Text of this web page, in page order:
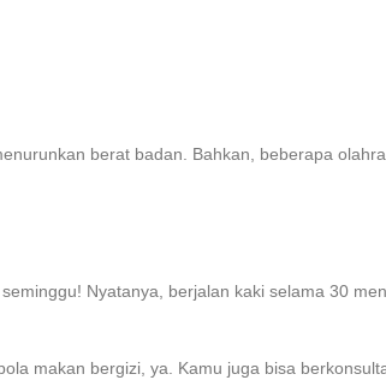
berat badan. Bahkan, beberapa
Nyatanya, berjalan kaki selama 30
makan bergizi, ya. Kamu juga bisa